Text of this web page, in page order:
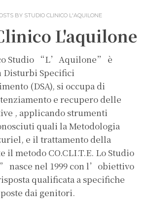
BY STUDIO CLINICO L'AQUILONE
L'aquilone
Studio “L’Aquilone” è
Disturbi Specifici
(DSA), si occupa di
e recupero delle
, applicando strumenti
quali la Metodologia
e il trattamento della
il metodo CO.CLI.T.E. Lo Studio
nasce nel 1999 con l’obiettivo
qualificata a specifiche
dai genitori.